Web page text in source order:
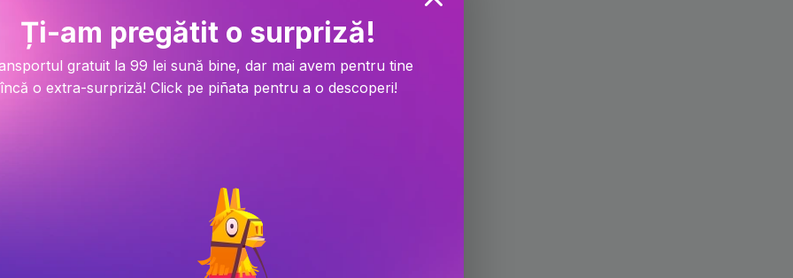
-14.9%
Ți-am pregătit o surpriză!
gratuit la 99 lei sună bine, dar mai avem pentru tine
încă o extra-surpriză! Click pe piñata pentru a o descoperi!